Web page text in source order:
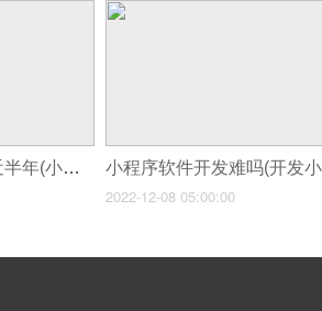
小程序软件开发了近半年(小程序直播如何引流小程序直播带货新的营销模式)
2022-12-08 05:00:00